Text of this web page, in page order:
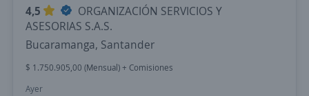
4,5
ORGANIZACIÓN SERVICIOS Y
ASESORIAS S.A.S.
Bucaramanga, Santander
$ 1.750.905,00 (Mensual) + Comisiones
Ayer